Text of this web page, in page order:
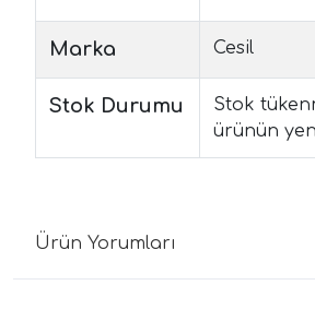
Marka Cesil
Stok Durumu
Stok
ürünün
Ürün Yorumları